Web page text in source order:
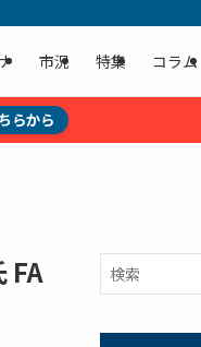
市況 特集 コラム
らから
FA